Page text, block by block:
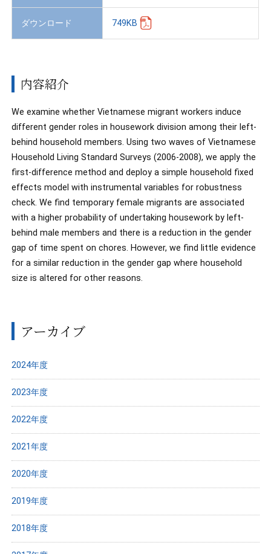
ダウンロード 749KB
内容紹介
We examine whether Vietnamese migrant workers induce
different gender roles in housework division among their left-
behind household members. Using two waves of Vietnamese
Household Living Standard Surveys (2006-2008), we apply the
first-difference method and deploy a simple household fixed
effects model with instrumental variables for robustness
check. We find temporary female migrants are associated
with a higher probability of undertaking housework by left-
behind male members and there is a reduction in the gender
gap of time spent on chores. However, we find little evidence
for a similar reduction in the gender gap where household
size is altered for other reasons.
アーカイブ
2024年度
2023年度
2022年度
2021年度
2020年度
2019年度
2018年度